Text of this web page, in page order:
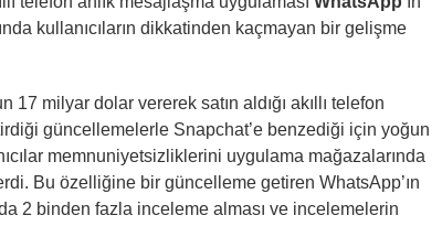
kullanıcıların dikkatinden kaçmayan bir gelişme
17 milyar dolar vererek satın aldığı akıllı telefon
güncellemelerle Snapchat’e benzediği için yoğun
memnuniyetsizliklerini uygulama mağazalarında
Bu özelliğine bir güncelleme getiren WhatsApp’ın
2 binden fazla inceleme alması ve incelemelerin